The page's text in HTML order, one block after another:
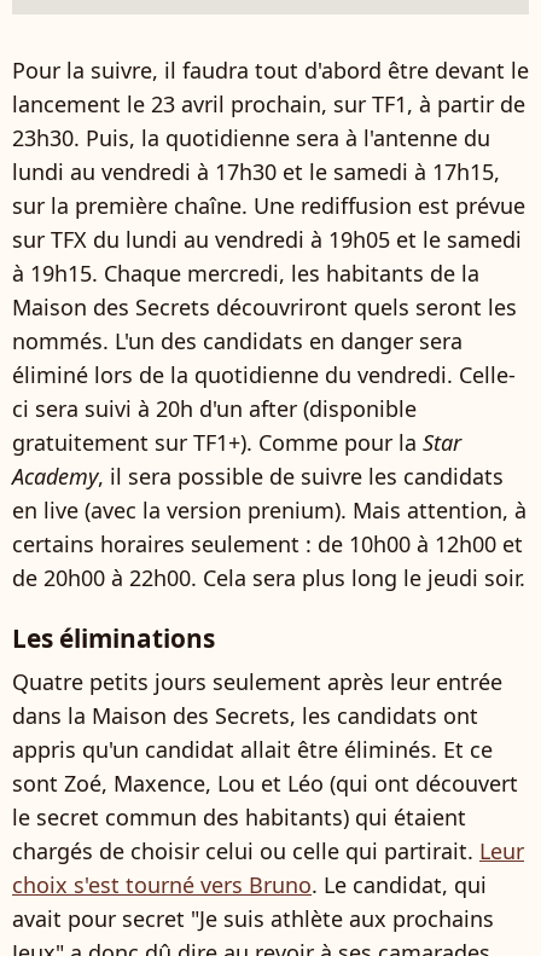
Pour la suivre, il faudra tout d'abord être devant le
lancement le 23 avril prochain, sur TF1, à partir de
23h30. Puis, la quotidienne sera à l'antenne du
lundi au vendredi à 17h30 et le samedi à 17h15,
sur la première chaîne. Une rediffusion est prévue
sur TFX du lundi au vendredi à 19h05 et le samedi
à 19h15. Chaque mercredi, les habitants de la
Maison des Secrets découvriront quels seront les
nommés. L'un des candidats en danger sera
éliminé lors de la quotidienne du vendredi. Celle-
ci sera suivi à 20h d'un after (disponible
gratuitement sur TF1+). Comme pour la Star
Academy, il sera possible de suivre les candidats
en live (avec la version prenium). Mais attention, à
certains horaires seulement : de 10h00 à 12h00 et
de 20h00 à 22h00. Cela sera plus long le jeudi soir.
Les éliminations
Quatre petits jours seulement après leur entrée
dans la Maison des Secrets, les candidats ont
appris qu'un candidat allait être éliminés. Et ce
sont Zoé, Maxence, Lou et Léo (qui ont découvert
le secret commun des habitants) qui étaient
chargés de choisir celui ou celle qui partirait. Leur
choix s'est tourné vers Bruno. Le candidat, qui
avait pour secret "Je suis athlète aux prochains